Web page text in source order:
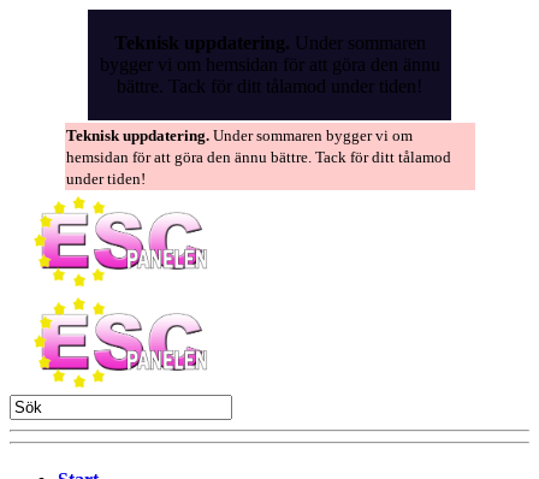
Teknisk uppdatering. Under sommaren
bygger vi om hemsidan för att göra den ännu
bättre. Tack för ditt tålamod under tiden!
Teknisk uppdatering. Under sommaren bygger vi om
hemsidan för att göra den ännu bättre. Tack för ditt tålamod
under tiden!